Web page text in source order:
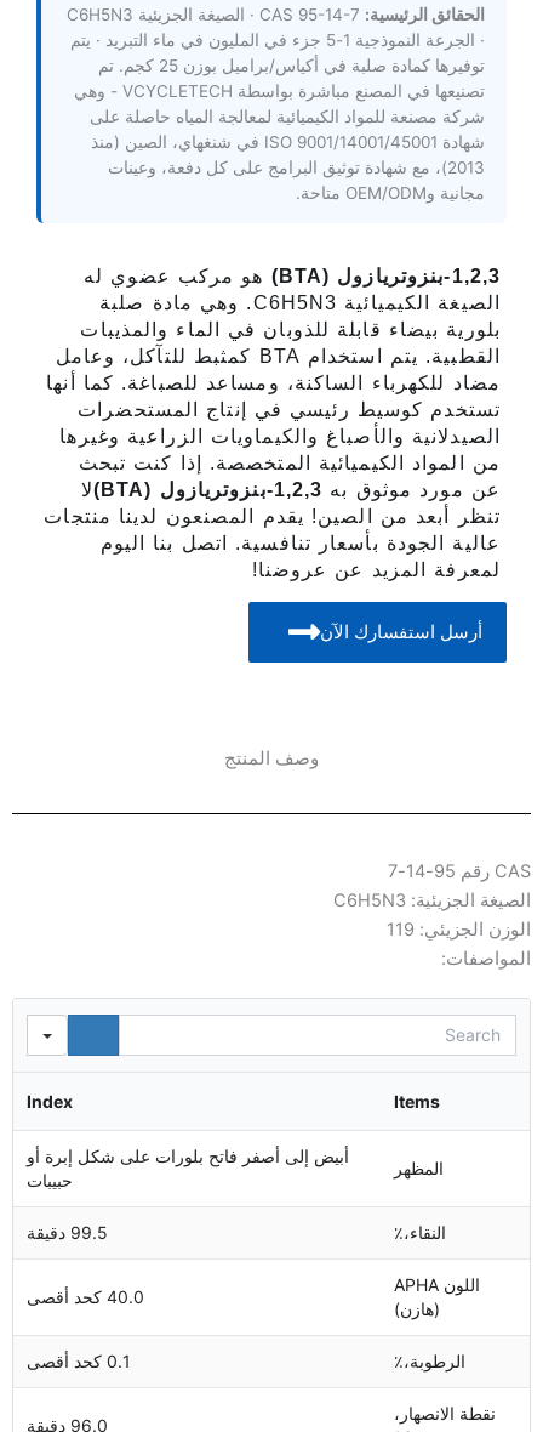
الحقائق الرئيسية:
CAS 95-14-7 · الصيغة الجزيئية C6H5N3
· الجرعة النموذجية 1-5 جزء في المليون في ماء التبريد · يتم
توفيرها كمادة صلبة في أكياس/براميل بوزن 25 كجم. تم
تصنيعها في المصنع مباشرة بواسطة VCYCLETECH - وهي
شركة مصنعة للمواد الكيميائية لمعالجة المياه حاصلة على
شهادة ISO 9001/14001/45001 في شنغهاي، الصين (منذ
2013)، مع شهادة توثيق البرامج على كل دفعة، وعينات
مجانية وOEM/ODM متاحة.
1,2,3-بنزوتريازول (BTA)
هو مركب عضوي له
الصيغة الكيميائية C6H5N3. وهي مادة صلبة
بلورية بيضاء قابلة للذوبان في الماء والمذيبات
القطبية. يتم استخدام BTA كمثبط للتآكل، وعامل
مضاد للكهرباء الساكنة، ومساعد للصباغة. كما أنها
تستخدم كوسيط رئيسي في إنتاج المستحضرات
الصيدلانية والأصباغ والكيماويات الزراعية وغيرها
من المواد الكيميائية المتخصصة. إذا كنت تبحث
عن مورد موثوق به 1,2,3-بنزوتريازول (BTA)
لا
تنظر أبعد من الصين! يقدم المصنعون لدينا منتجات
عالية الجودة بأسعار تنافسية. اتصل بنا اليوم
لمعرفة المزيد عن عروضنا!
أرسل استفسارك الآن
وصف المنتج
CAS رقم 95-14-7
الصيغة الجزيئية: C6H5N3
الوزن الجزيئي: 119
المواصفات:
Search
Items
Index
المظهر
أبيض إلى أصفر فاتح بلورات على شكل إبرة أو
حبيبات
النقاء،٪ 99.5 دقيقة
اللون APHA
(هازن)
40.0 كحد أقصى
الرطوبة،٪ 0.1 كحد أقصى
نقطة الانصهار،
96.0 دقيقة